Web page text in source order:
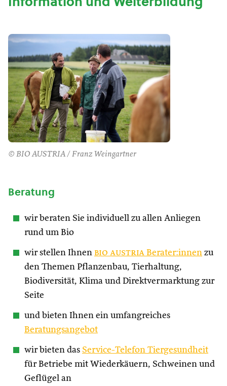
© BIO AUSTRIA / Franz Weingartner
Beratung
wir beraten Sie individuell zu allen Anliegen
rund um Bio
wir stellen Ihnen bio austria Berater:innen zu
den Themen Pflanzenbau, Tierhaltung,
Biodiversität, Klima und Direktvermarktung zur
Seite
und bieten Ihnen ein umfangreiches
Beratungsangebot
wir bieten das Service-Telefon Tiergesundheit
für Betriebe mit Wiederkäuern, Schweinen und
Geflügel an